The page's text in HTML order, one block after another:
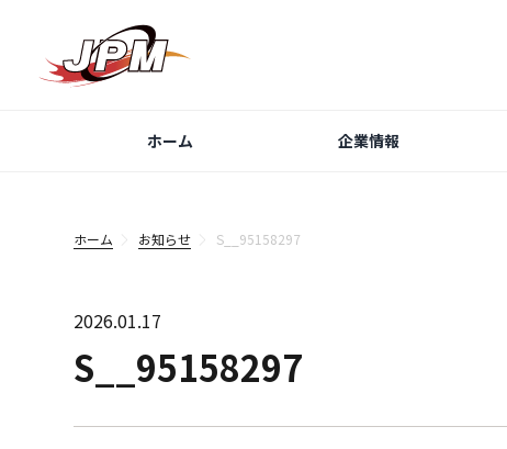
ホーム 企業情報
ホーム お知らせ S__95158297
2026.01.17
S__95158297